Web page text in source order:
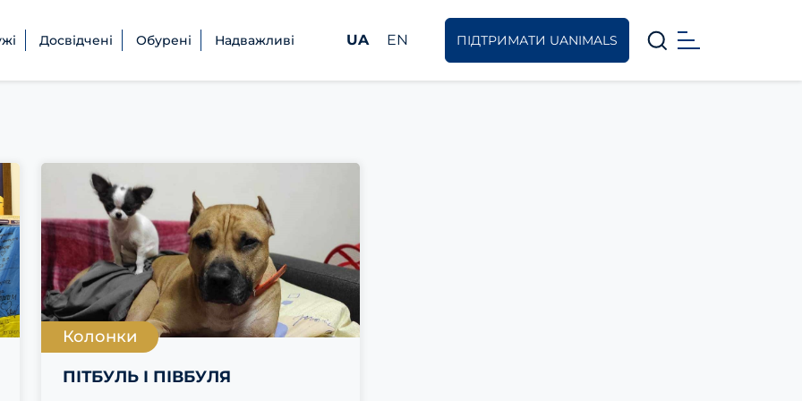
Досвідчені Обурені Надважливі UA EN ПІДТРИМАТИ UANIMALS
Колонки
ПІТБУЛЬ І ПІВБУЛЯ